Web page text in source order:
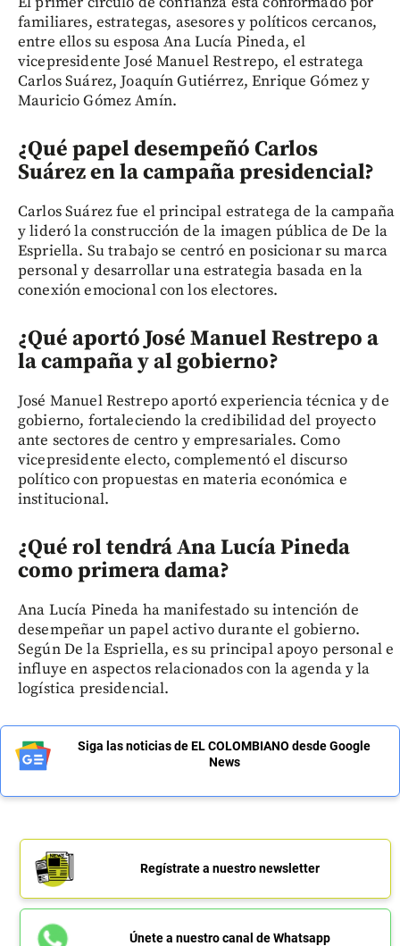
familiares, estrategas, asesores y políticos cercanos,
entre ellos su esposa Ana Lucía Pineda, el
vicepresidente José Manuel Restrepo, el estratega
Carlos Suárez, Joaquín Gutiérrez, Enrique Gómez y
Mauricio Gómez Amín.
¿Qué papel desempeñó Carlos
Suárez en la campaña presidencial?
Carlos Suárez fue el principal estratega de la campaña
y lideró la construcción de la imagen pública de De la
Espriella. Su trabajo se centró en posicionar su marca
personal y desarrollar una estrategia basada en la
conexión emocional con los electores.
¿Qué aportó José Manuel Restrepo a
la campaña y al gobierno?
José Manuel Restrepo aportó experiencia técnica y de
gobierno, fortaleciendo la credibilidad del proyecto
ante sectores de centro y empresariales. Como
vicepresidente electo, complementó el discurso
político con propuestas en materia económica e
institucional.
¿Qué rol tendrá Ana Lucía Pineda
como primera dama?
Ana Lucía Pineda ha manifestado su intención de
desempeñar un papel activo durante el gobierno.
Según De la Espriella, es su principal apoyo personal e
influye en aspectos relacionados con la agenda y la
logística presidencial.
Siga las noticias de EL COLOMBIANO desde Google
News
Regístrate a nuestro newsletter
Únete a nuestro canal de Whatsapp